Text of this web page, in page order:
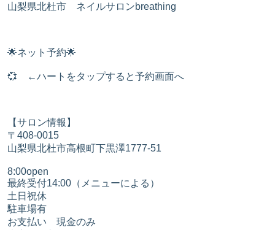
山梨県北杜市 ネイルサロンbreathing
🌟ネット予約🌟
💞 ←ハートをタップすると予約画面へ
【サロン情報】
〒408-0015
山梨県北杜市高根町下黒澤1777-51
​8:00open
最終受付14:00（メニューによる）
土日祝休
​駐車場有
お支払い 現金のみ